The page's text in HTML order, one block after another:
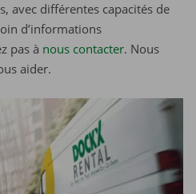
avec différentes capacités de
d’informations
pas à nous contacter. Nous
aider.